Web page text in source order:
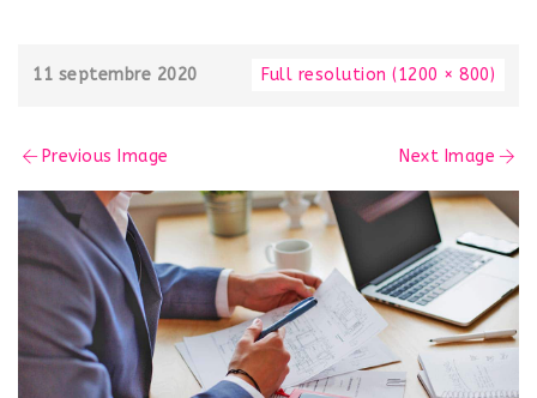
11 septembre 2020 Full resolution (1200 × 800)
Previous Image Next Image